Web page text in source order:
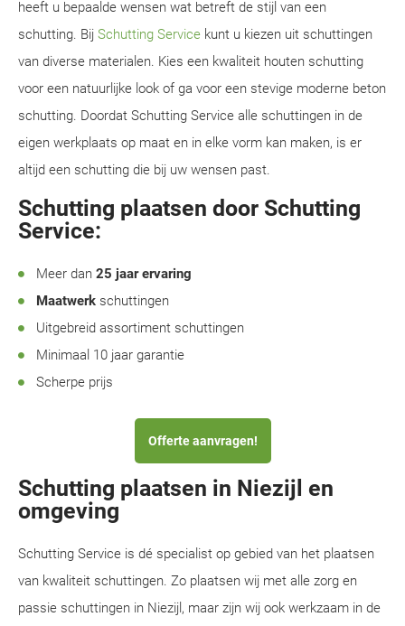
heeft u bepaalde wensen wat betreft de stijl van een
schutting. Bij Schutting Service kunt u kiezen uit schuttingen
van diverse materialen. Kies een kwaliteit houten schutting
voor een natuurlijke look of ga voor een stevige moderne beton
schutting. Doordat Schutting Service alle schuttingen in de
eigen werkplaats op maat en in elke vorm kan maken, is er
altijd een schutting die bij uw wensen past.
Schutting plaatsen door Schutting
Service:
Meer dan 25 jaar ervaring
Maatwerk schuttingen
Uitgebreid assortiment schuttingen
Minimaal 10 jaar garantie
Scherpe prijs
Offerte aanvragen!
Schutting plaatsen in Niezijl en
omgeving
Schutting Service is dé specialist op gebied van het plaatsen
van kwaliteit schuttingen. Zo plaatsen wij met alle zorg en
passie schuttingen in Niezijl, maar zijn wij ook werkzaam in de